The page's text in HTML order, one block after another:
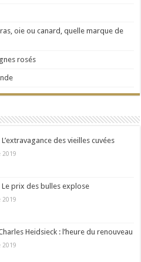
oie ou canard, quelle marque de
rosés
des vieilles cuvées
2019
Le prix des bulles explose
2019
Heidsieck : l’heure du renouveau
2019